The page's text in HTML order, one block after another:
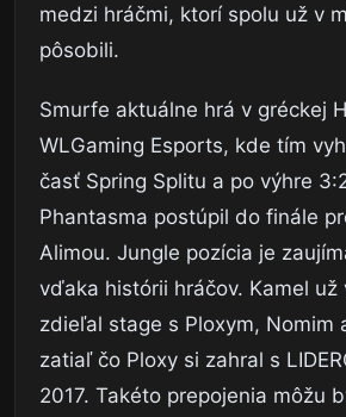
medzi hráčmi, ktorí spolu už v
pôsobili.
Smurfe aktuálne hrá v gréckej
WLGaming Esports, kde tím
časť Spring Splitu a po výhre
Phantasma postúpil do finále
Alimou. Jungle pozícia je
vďaka histórii hráčov. Kamel už
zdieľal stage s Ploxym, Nomim
zatiaľ čo Ploxy si zahral s
2017. Takéto prepojenia môžu